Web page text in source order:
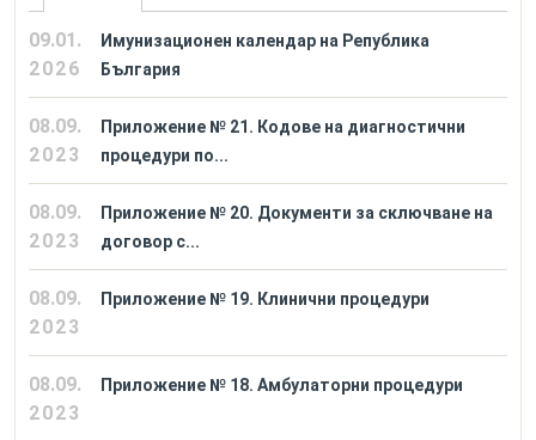
09.01.
2026
Имунизационен календар на Република
България
08.09.
2023
Приложение № 21. Кодове на диагностични
процедури по...
08.09.
2023
Приложение № 20. Документи за сключване на
договор с...
08.09.
2023
Приложение № 19. Клинични процедури
08.09.
2023
Приложение № 18. Амбулаторни процедури